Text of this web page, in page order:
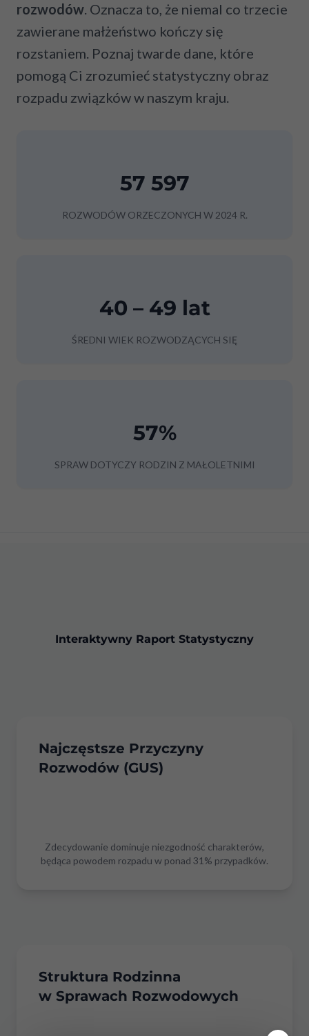
rozwodów. Oznacza to, że niemal co trzecie
zawierane małżeństwo kończy się
rozstaniem. Poznaj twarde dane, które
pomogą Ci zrozumieć statystyczny obraz
rozpadu związków w naszym kraju.
57 597
ROZWODÓW ORZECZONYCH W 2024 R.
40 – 49 lat
ŚREDNI WIEK ROZWODZĄCYCH SIĘ
57%
SPRAW DOTYCZY RODZIN Z MAŁOLETNIMI
Interaktywny Raport Statystyczny
Najczęstsze Przyczyny
Rozwodów (GUS)
Zdecydowanie dominuje niezgodność charakterów,
będąca powodem rozpadu w ponad 31% przypadków.
Struktura Rodzinna
w Sprawach Rozwodowych